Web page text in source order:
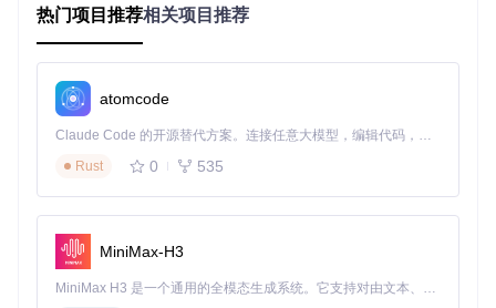
放大代码区域至120%显示，同时提供三种光标高亮样式（脉
操作步骤：
在"教育模式"中启用"代码增强"功能
设置光标高亮颜色（建议使用与代码主题对比度高的色
开启"按键可视化"，自动在屏幕角落显示按下的快捷键
实测验证：计算机专业教师使用该方案后，学生对视频内容的
理解正确率提升41%，重复观看率下降29%。
热门项目推荐相关项目推荐
atomcode
Claude Code 的开源替代方案。连接任意大模型，编辑代码，运行命令，自动验证 — 全自动执行。用 Rust 构建，极致性能。 ｜ An open-source alternative to Claude Code. Connect any LLM, edit code, run commands, and verify changes — autonomously. Built in Rust for speed. Get Started
Rust
0 535
MiniMax-H3
MiniMax H3 是一个通用的全模态生成系统。它支持对由文本、图像、视频和音频组成的多模态上下文进行统一理解，并能生成分辨率高达 2K、时长可达 15 秒的带原生立体声音频的视频。得益于面向任务泛化的系统设计，H3 在预训练阶段就已具备广泛的多模态上下文理解与生成能力，能够出色地执行复杂的多模态指令。